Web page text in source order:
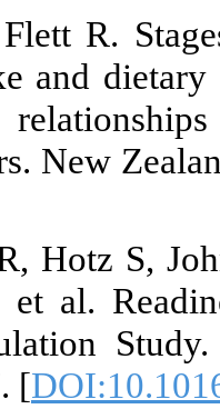
16. Tassell
vegetable
women:
eating
17. Plotnikoff
N, Leonard
Foods: A
109(8): 1392-